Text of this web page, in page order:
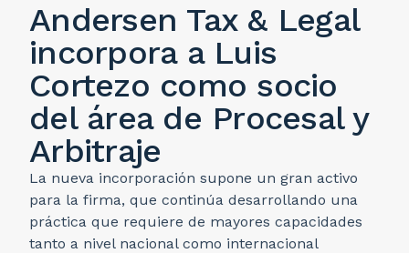
Andersen Tax & Legal
incorpora a Luis
Cortezo como socio
del área de Procesal y
Arbitraje
La nueva incorporación supone un gran activo
para la firma, que continúa desarrollando una
práctica que requiere de mayores capacidades
tanto a nivel nacional como internacional